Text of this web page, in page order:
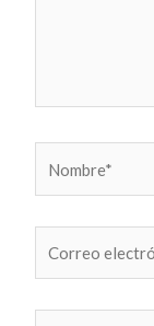
electrónico*